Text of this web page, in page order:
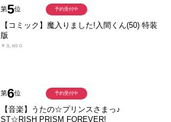
第5位
【コミック】魔入りました!入間くん(50) 特装
版
￥3,850
予約受付中
第6位
【音楽】うたの☆プリンスさまっ♪
ST☆RISH PRISM FOREVER!
予約受付中